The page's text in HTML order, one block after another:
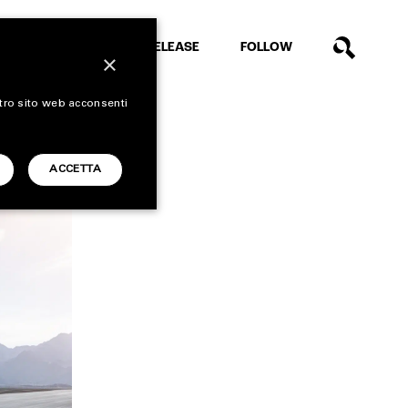
RELEASE FOLLOW
×
sito web acconsenti
ACCETTA